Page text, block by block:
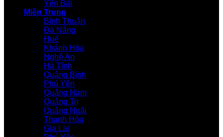
Yên Bái
Miền Trung
Bình Thuận
Đà Nẵng
Huế
Khánh Hòa
Nghệ An
Hà Tĩnh
Quảng Bình
Phú Yên
Quảng Nam
Quảng Trị
Quảng Ngãi
Thanh Hóa
Gia Lai